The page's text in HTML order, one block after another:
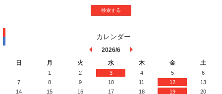
検索する
カレンダー
2026/6
日
月 火 水 木 金 土
1 2 3 4 5
6
7
8 9 10 11 12
13
14
15 16 17 18 19
20